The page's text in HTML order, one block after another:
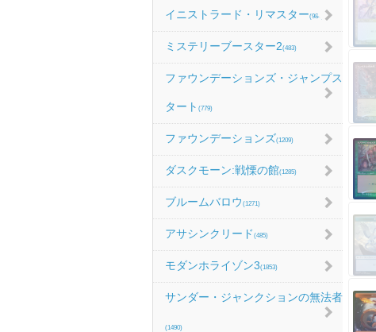
イニストラード・リマスター(984)
ミステリーブースター2(483)
ファウンデーションズ・ジャンプス
タート (779)
ファウンデーションズ(1209)
ダスクモーン:戦慄の館(1285)
ブルームバロウ (1271)
アサシンクリード (485)
モダンホライゾン3(1853)
サンダー・ジャンクションの無法者
(1490)